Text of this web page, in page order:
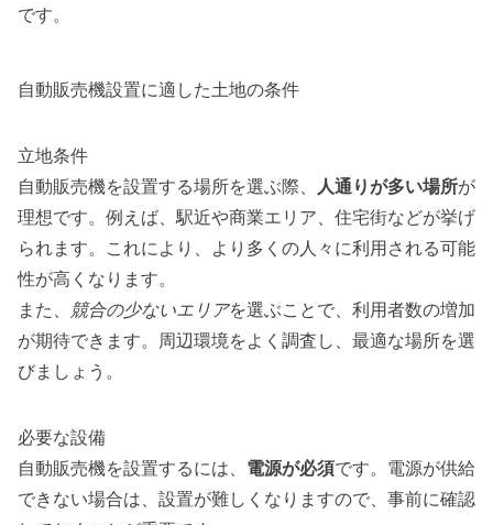
です。
自動販売機設置に適した土地の条件
立地条件
自動販売機を設置する場所を選ぶ際、 人通りが多い場所が
理想です。例えば、駅近や商業エリア、住宅街などが挙げ
られます。これにより、より多くの人々に利用される可能
性が高くなります。
また、 競合の少ないエリアを選ぶことで、利用者数の増加
が期待できます。周辺環境をよく調査し、最適な場所を選
びましょう。
必要な設備
自動販売機を設置するには、 電源が必須です。電源が供給
できない場合は、設置が難しくなりますので、事前に確認